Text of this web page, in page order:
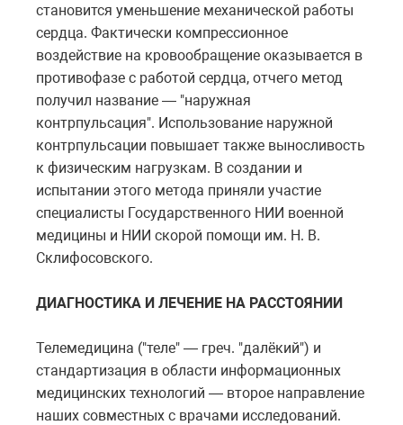
становится уменьшение механической работы
сердца. Фактически компрессионное
воздействие на кровообращение оказывается в
противофазе с работой сердца, отчего метод
получил название — "наружная
контрпульсация". Использование наружной
контрпульсации повышает также выносливость
к физическим нагрузкам. В создании и
испытании этого метода приняли участие
специалисты Государственного НИИ военной
медицины и НИИ скорой помощи им. Н. В.
Склифосовского.
ДИАГНОСТИКА И ЛЕЧЕНИЕ НА РАССТОЯНИИ
Телемедицина ("теле" — греч. "далёкий") и
стандартизация в области информационных
медицинских технологий — второе направление
наших совместных с врачами исследований.